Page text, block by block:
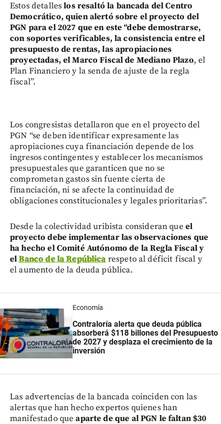
Estos detalleslos resaltó la bancada del Centro
Democrático, quien alertó sobre el proyecto del
PGN para el 2027 que en este “debe demostrarse,
con soportes verificables, la consistencia entre el
presupuesto de rentas, las apropiaciones
proyectadas, el Marco Fiscal de Mediano Plazo, el
Plan Financiero y la senda de ajuste de la regla
fiscal”.
Los congresistas detallaron que en el proyecto del
PGN “se deben identificar expresamente las
apropiaciones cuya financiación depende de los
ingresos contingentes y establecer los mecanismos
presupuestales que garanticen que no se
comprometan gastos sin fuente cierta de
financiación, ni se afecte la continuidad de
obligaciones constitucionales y legales prioritarias”.
Desde la colectividad uribista consideran que el
proyecto debe implementar las observaciones que
ha hecho el Comité Autónomo de la Regla Fiscal y
elBanco de la República respeto al déficit fiscal y
el aumento de la deuda pública.
Economía
Contraloría alerta que deuda pública
absorberá $118 billones del Presupuesto
de 2027 y desplaza el crecimiento de la
inversión
Las advertencias de la bancada coinciden con las
alertas que han hecho expertos quienes han
manifestado queaparte de que al PGN le faltan $30